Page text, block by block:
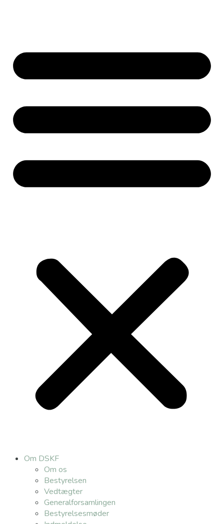
Om DSKF
Om os
Bestyrelsen
Vedtægter
Generalforsamlingen
Bestyrelsesmøder